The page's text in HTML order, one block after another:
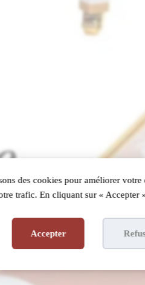
des cookies pour améliorer
trafic. En cliquant sur «
Accepter